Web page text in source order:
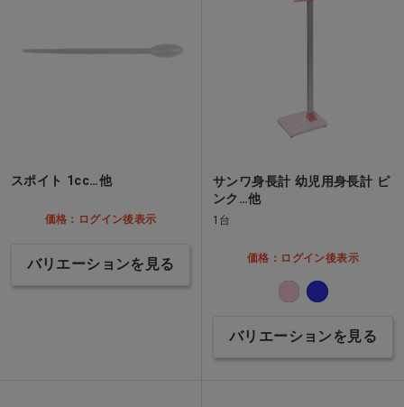
スポイト 1cc…他
価格：ログイン後表示
バリエーションを見る
サンワ身長計 幼児用身長計 ピ
ンク…他
1台
価格：ログイン後表示
バリエーションを見る